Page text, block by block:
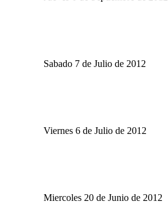
Sabado 7 de Julio de 2012
Viernes 6 de Julio de 2012
Miercoles 20 de Junio de 2012